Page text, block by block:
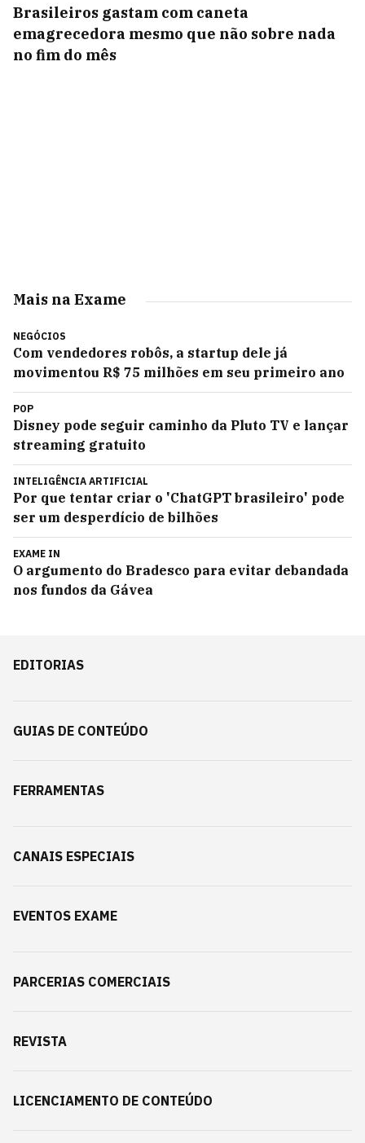
Brasileiros gastam com caneta
emagrecedora mesmo que não sobre nada
no fim do mês
Mais na Exame
NEGÓCIOS
Com vendedores robôs, a startup dele já
movimentou R$ 75 milhões em seu primeiro ano
POP
Disney pode seguir caminho da Pluto TV e lançar
streaming gratuito
INTELIGÊNCIA ARTIFICIAL
Por que tentar criar o 'ChatGPT brasileiro' pode
ser um desperdício de bilhões
EXAME IN
O argumento do Bradesco para evitar debandada
nos fundos da Gávea
EDITORIAS
GUIAS DE CONTEÚDO
FERRAMENTAS
CANAIS ESPECIAIS
EVENTOS EXAME
PARCERIAS COMERCIAIS
REVISTA
LICENCIAMENTO DE CONTEÚDO